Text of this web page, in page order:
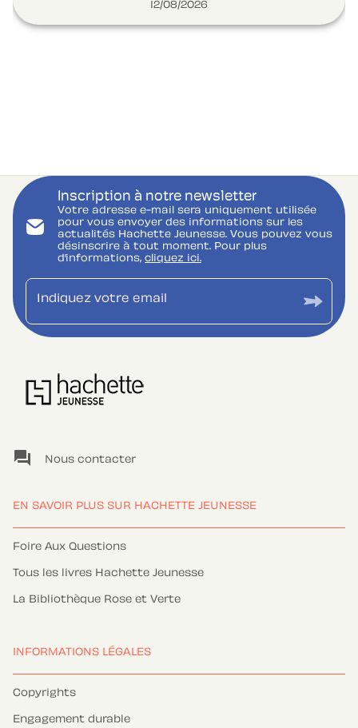
12/08/2026
Inscription à notre newsletter
Votre adresse e-mail sera uniquement utilisée
pour vous envoyer des informations sur les
actualités Hachette Jeunesse. Vous pouvez vous
désinscrire à tout moment. Pour plus
d’informations, cliquez ici.
Indiquez votre email
question_answer Nous contacter
EN SAVOIR PLUS SUR HACHETTE JEUNESSE
Foire Aux Questions
Tous les livres Hachette Jeunesse
La Bibliothèque Rose et Verte
INFORMATIONS LÉGALES
Copyrights
Engagement durable